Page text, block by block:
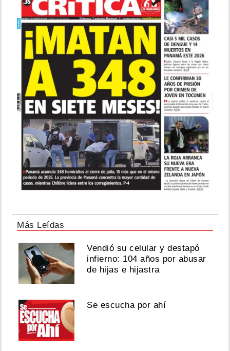
Más Leídas
Vendió su celular y destapó
infierno: 104 años por abusar
de hijas e hijastra
Se escucha por ahí